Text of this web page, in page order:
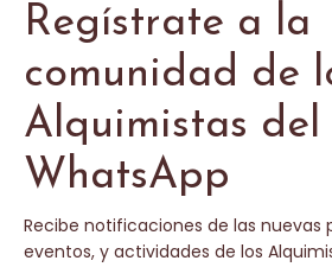
Regístrate a la
comunidad de
Alquimistas del
WhatsApp
Recibe notificaciones de las nuevas
eventos, y actividades de los